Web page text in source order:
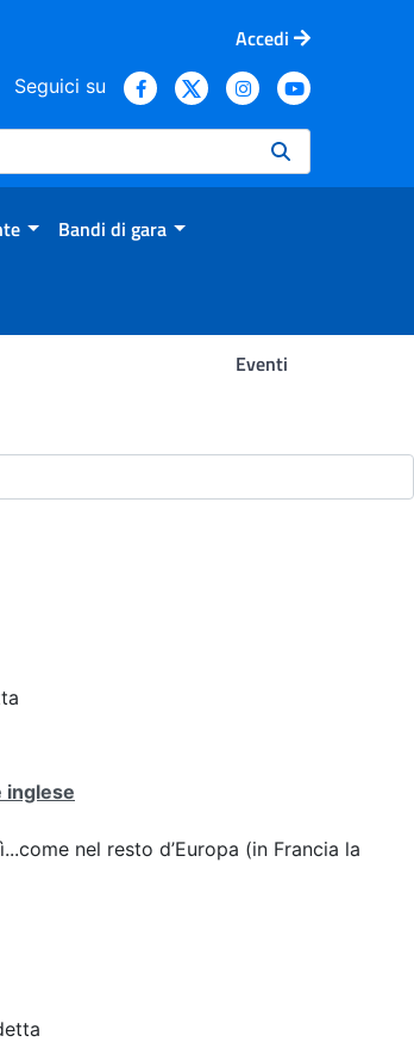
Accedi
Seguici su
Bandi di gara
Eventi
inglese
nel resto d’Europa (in Francia la